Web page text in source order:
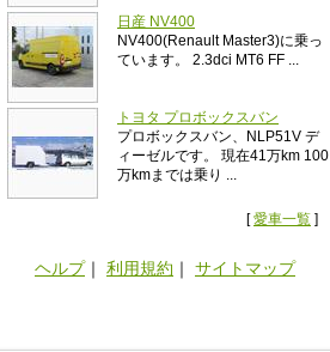
日産 NV400
NV400(Renault Master3)に乗っ
ています。 2.3dci MT6 FF ...
トヨタ プロボックスバン
プロボックスバン、NLP51V デ
ィーゼルです。 現在41万km 100
万kmまでは乗り ...
[愛車一覧 ]
ヘルプ｜ 利用規約 ｜ サイトマップ